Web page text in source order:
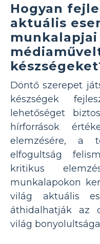
Hogyan
aktuális
munkalapjai
Döntő szerepet
készségek
lehetőséget
hírforrások
elemzésére, a
elfogultság
kritikus
munkalapokon
világ aktuális
áthidalhatják az
világ